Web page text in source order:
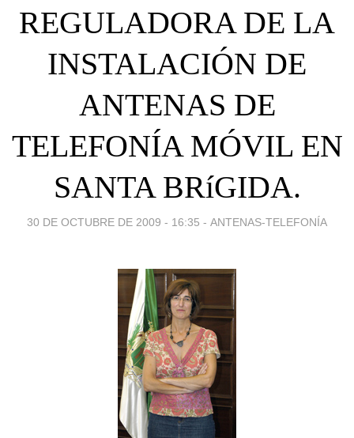
REGULADORA DE LA
INSTALACIÓN DE
ANTENAS DE
TELEFONÍA MÓVIL EN
SANTA BRíGIDA.
30 DE OCTUBRE DE 2009 - 16:35 - ANTENAS-TELEFONÍA